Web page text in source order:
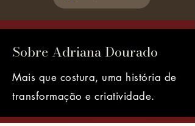
Sobre Adriana Dourado
Mais que costura, uma história de
transformação e criatividade.